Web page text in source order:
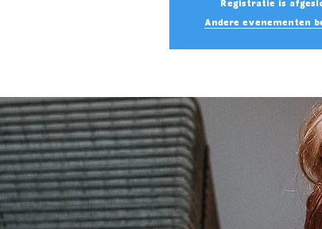
Registratie is
Andere evenementen